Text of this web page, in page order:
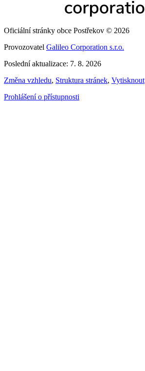
Oficiální stránky obce Postřekov © 2026
Provozovatel Galileo Corporation s.r.o.
Poslední aktualizace: 7. 8. 2026
Změna vzhledu, Struktura stránek, Vytisknout
Prohlášení o přístupnosti